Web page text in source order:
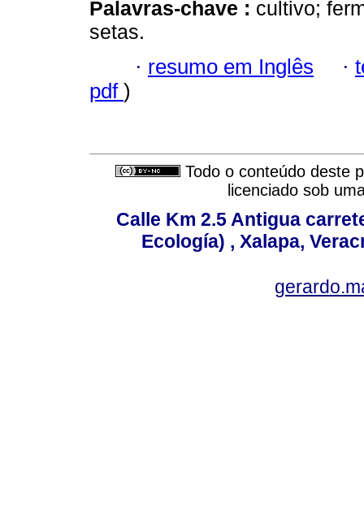
Palavras-chave : cultivo;
setas.
· resumo em Inglês ·
pdf )
Todo o conteúdo deste
licenciado sob
Calle Km 2.5 Antigua
Ecología) , Xalapa,